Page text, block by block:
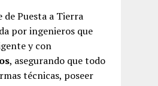
Puesta a Tierra
por ingenieros que
y con
, asegurando que todo
técnicas, poseer